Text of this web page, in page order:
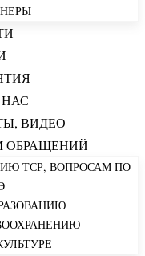
ВИДЕО
ОБРАЩЕНИЙ
ТСР, ВОПРОСАМ ПО